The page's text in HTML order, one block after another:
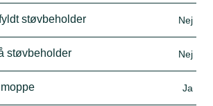
støvbeholder Nej
støvbeholder Nej
Ja